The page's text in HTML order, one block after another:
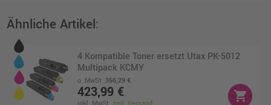
Ähnliche Artikel:
4 Kompatible Toner ersetzt Utax PK-5012
Multipack KCMY
o. MwSt. 356,29 €
423,99 € shopping_cart